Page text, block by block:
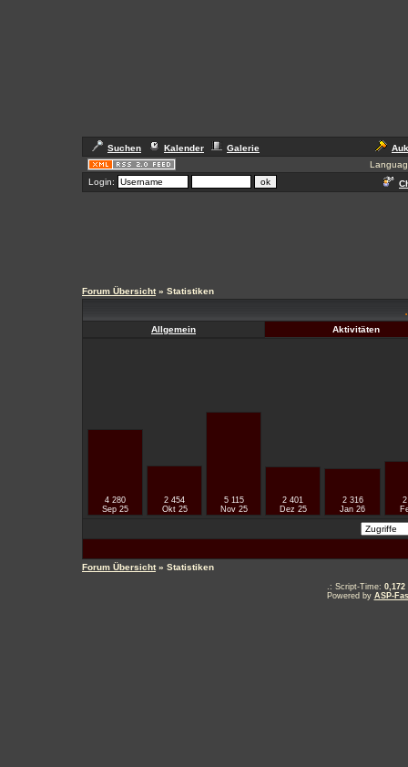
Suchen Kalender Galerie
Login:
Forum Übersicht» Statistiken
Allgemein Aktivitäten
4 280
Sep 25
2 454
Okt 25
5 115
Nov 25
2 401
Dez 25
2 316
Jan 26
Forum Übersicht» Statistiken
.: Script-Time: 0,172
Powered by ASP-